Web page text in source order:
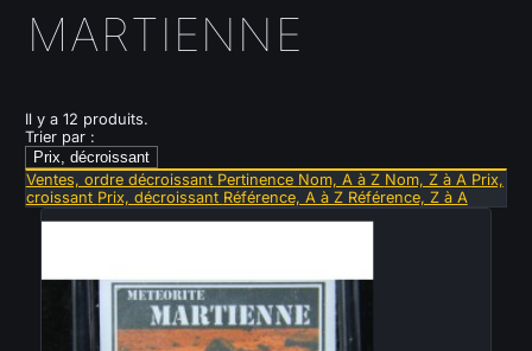
MARTIENNE
Il y a 12 produits.
Trier par :
Prix, décroissant
Ventes, ordre décroissant Pertinence Nom, A à Z Nom, Z à A Prix,
croissant Prix, décroissant Référence, A à Z Référence, Z à A
Vendu